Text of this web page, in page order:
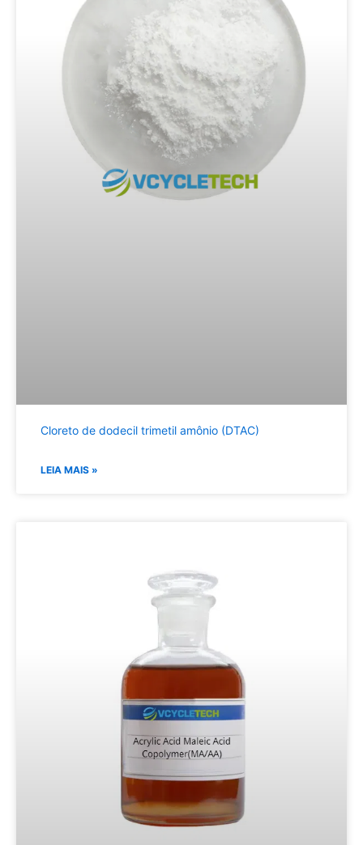
Cloreto de dodecil trimetil amônio (DTAC)
LEIA MAIS »